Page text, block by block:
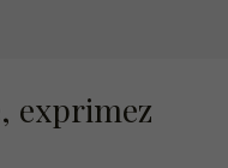
exprimez